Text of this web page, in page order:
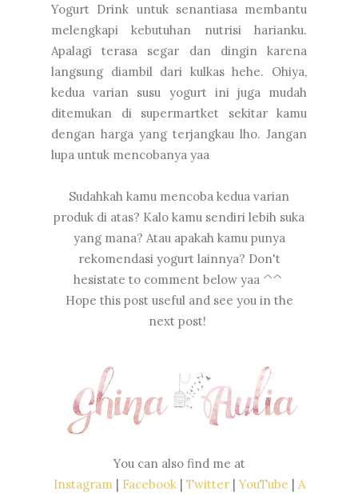
Yogurt Drink untuk senantiasa membantu
melengkapi kebutuhan nutrisi harianku.
Apalagi terasa segar dan dingin karena
langsung diambil dari kulkas hehe. Ohiya,
kedua varian susu yogurt ini juga mudah
ditemukan di supermartket sekitar kamu
dengan harga yang terjangkau lho. Jangan
lupa untuk mencobanya yaa
Sudahkah kamu mencoba kedua varian
produk di atas? Kalo kamu sendiri lebih suka
yang mana? Atau apakah kamu punya
rekomendasi yogurt lainnya? Don't
hesistate to comment below yaa ^^
Hope this post useful and see you in the
next post!
You can also find me at
Instagram | Facebook| Twitter|YouTube | A